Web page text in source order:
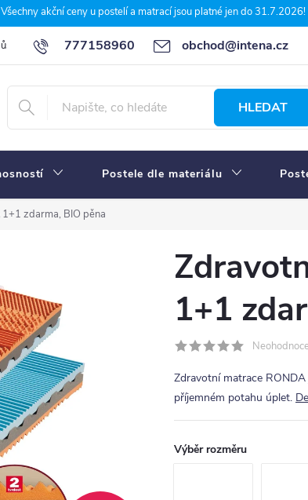
Všechny akční ceny u postelí a matrací jsou platné jen do 31.7.2026!
777158960 obchod@intena.cz
a ceny dopravy 7 důvodů, proč nakupit u Intena nábytek
HLEDAT
Postele dle materiálu
zdarma, BIO pěna
1+1
Zdravotní matrace
příjemném potahu úplet.
Výběr rozměru